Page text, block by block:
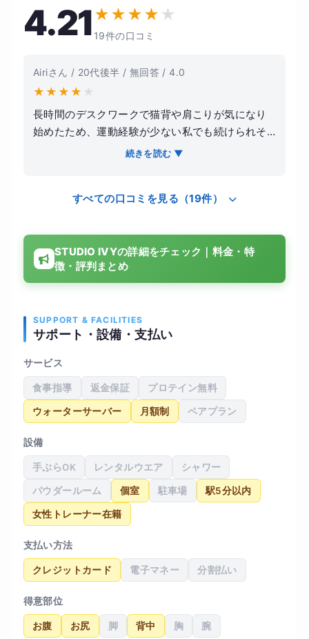
4.21★★★★ ★
19件の口コミ
Airiさん / 20代後半 / 無回答 / 4.0
★ ★ ★ ★ ★
長時間のデスクワークで猫背や肩こりが気になり
始めたため、運動経験が少ない私でも続けられそ
うなSTUDIO IVYに通うことにしました。ジムで筋
ティスを中心に行い、自分では気づかなかった身
激しい運動ではありませんが、終わった後は体幹
をしっかり使った感覚があり、毎回身体が軽くな
るのを感じました。トレーナーの説明も分かりや
すく、初心者でも安心して取り組めます。 約半年
くなったと周囲から言われるようになりました。
体重は大きく変わりませんでしたが、写真で見る
と身体のラインがすっきりして見えるようになり
ました。無理なく継続できる点が一番満足してい
ます。
続きを読む ▼
すべての口コミを見る（19件）
STUDIO IVYの詳細をチェック｜料金・特
徴・評判まとめ
SUPPORT & FACILITIES
サポート・設備・支払い
サービス
食事指導 返金保証 プロテイン無料
ウォーターサーバー 月額制 ペアプラン
設備
手ぶらOK レンタルウエア シャワー
パウダールーム 個室 駐車場 駅5分以内
女性トレーナー在籍
支払い方法
クレジットカード 電子マネー 分割払い
得意部位
お腹 お尻 脚 背中 胸 腕